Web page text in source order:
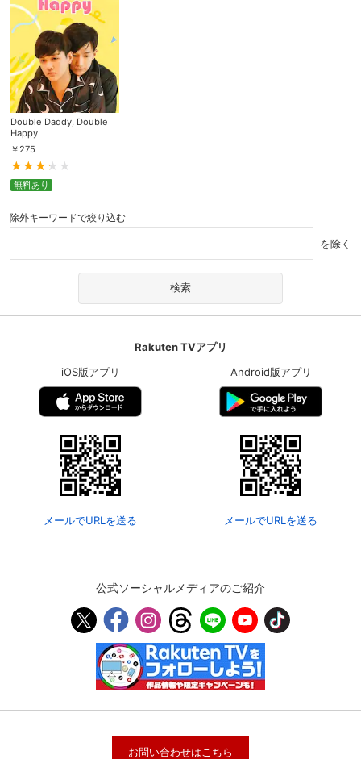
Double Daddy, Double
Happy
￥ 275
無料あり
除外キーワードで絞り込む
を除く
Rakuten TVアプリ
iOS版アプリ
メールでURLを送る
Android版アプリ
メールでURLを送る
公式ソーシャルメディアのご紹介
お問い合わせはこちら